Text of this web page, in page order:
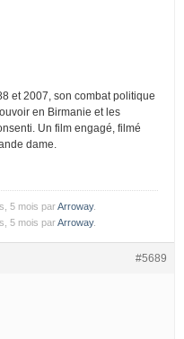
et 2007, son combat politique
en Birmanie et les
Un film engagé, filmé
dame.
5 mois parArroway.
5 mois parArroway.
#5689